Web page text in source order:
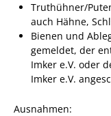
Truthühner/
auch Hähne,
Bienen und
gemeldet, der
Imker e.V. oder
Imker e.V.
Ausnahmen: